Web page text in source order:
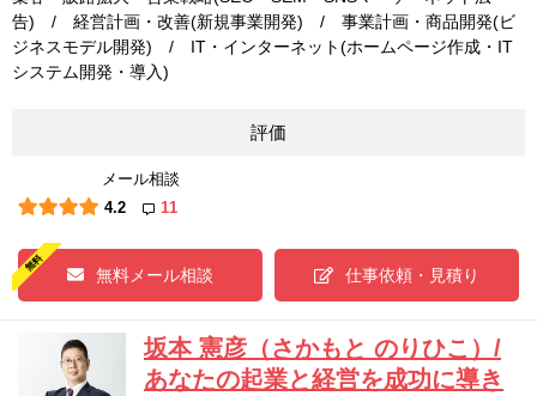
告) / 経営計画・改善(新規事業開発) / 事業計画・商品開発(ビ
ジネスモデル開発) / IT・インターネット(ホームページ作成・IT
システム開発・導入)
評価
メール相談
4.2
11
無料メール相談 仕事依頼・見積り
坂本 憲彦（さかもと のりひこ）/
あなたの起業と経営を成功に導き